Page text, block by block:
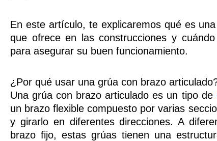
En este artículo, te explicaremos qué es
que ofrece en las construcciones y
para asegurar su buen funcionamiento.
¿Por qué usar una grúa con brazo
Una grúa con brazo articulado es un tipo de
un brazo flexible compuesto por varias
y girarlo en diferentes direcciones. A
brazo fijo, estas grúas tienen una